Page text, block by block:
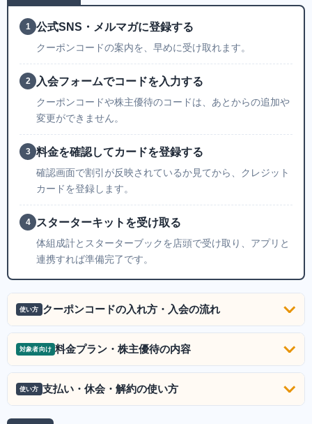
1 公式SNS・メルマガに登録する
クーポンコードの案内を、早めに受け取れます。
2 入会フォームでコードを入力する
クーポンコードや株主優待のコードは、あとからの追加や
変更ができません。
3 料金を確認してカードを登録する
確認画面で割引が反映されているか見てから、クレジット
カードを登録します。
4 スターターキットを受け取る
体組成計とスターターブックを店頭で受け取り、アプリと
連携すれば準備完了です。
使い方 クーポンコードの入れ方・入会の流れ
対象者向け 料金プラン・株主優待の内容
使い方 支払い・休会・解約の使い方